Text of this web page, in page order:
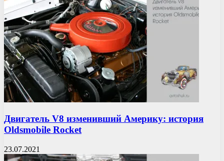
Двигатель V8 изменивший Америку: история
Oldsmobile Rocket
23.07.2021